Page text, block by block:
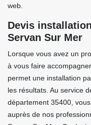
web.
Devis
Servan Sur Mer
Lorsque vous avez un
à vous faire
permet une installation
les résultats. Au service
département 35400,
auprès de nos